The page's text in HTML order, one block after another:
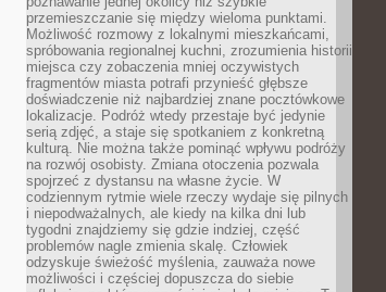
przemieszczanie się między wieloma punktami.
Możliwość rozmowy z lokalnymi mieszkańcami,
spróbowania regionalnej kuchni, zrozumienia historii
miejsca czy zobaczenia mniej oczywistych
fragmentów miasta potrafi przynieść głębsze
doświadczenie niż najbardziej znane pocztówkowe
lokalizacje. Podróż wtedy przestaje być jedynie
serią zdjęć, a staje się spotkaniem z konkretną
kulturą. Nie można także pominąć wpływu podróży
na rozwój osobisty. Zmiana otoczenia pozwala
spojrzeć z dystansu na własne życie. W
codziennym rytmie wiele rzeczy wydaje się pilnych
i niepodważalnych, ale kiedy na kilka dni lub
tygodni znajdziemy się gdzie indziej, część
problemów nagle zmienia skalę. Człowiek
odzyskuje świeżość myślenia, zauważa nowe
możliwości i częściej dopuszcza do siebie